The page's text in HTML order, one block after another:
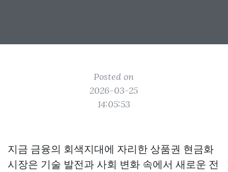
Posted on
2026-03-25
14:05:53
지금 금융의 회색지대에 자리한 상품권 현금화
시장은 기술 발전과 사회 변화 속에서 새로운 전